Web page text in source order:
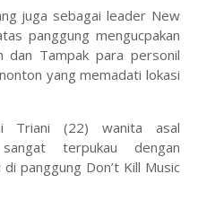
juga sebagai leader New
panggung mengucpakan
dan Tampak para personil
yang memadati lokasi
Triani (22) wanita asal
terpukau dengan
panggung Don’t Kill Music